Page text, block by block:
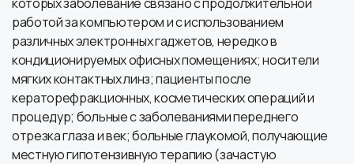
работой за компьютером и с использованием
различных электронных гаджетов, нередко в
кондиционируемых офисных помещениях; носители
мягких контактных линз; пациенты после
кераторефракционных, косметических операций и
процедур; больные с заболеваниями переднего
отрезка глаза и век; больные глаукомой, получающие
местную гипотензивную терапию (зачастую